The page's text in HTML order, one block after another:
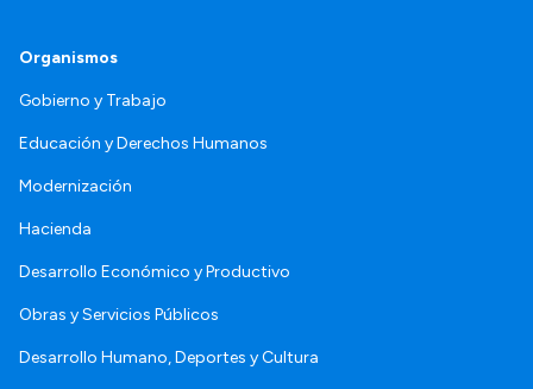
Organismos
Gobierno y Trabajo
Educación y Derechos Humanos
Modernización
Hacienda
Desarrollo Económico y Productivo
Obras y Servicios Públicos
Desarrollo Humano, Deportes y Cultura